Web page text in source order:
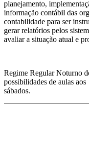
planejamento,
informação contábil das
contabilidade para ser
gerar relatórios pelos
avaliar a situação atual e
Regime Regular Noturno
possibilidades de aulas aos
sábados.